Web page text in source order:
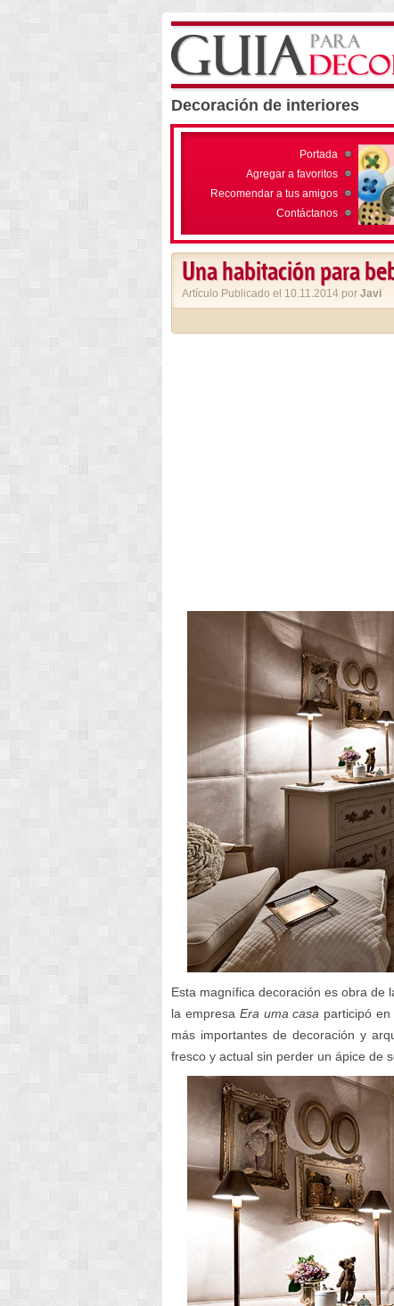
Decoración de interiores
Portada
Agregar a favoritos
Recomendar a tus amigos
Contáctanos
Una habitación para
Artículo Publicado el 10.11.2014 por Javi
Esta magnífica decoración es obra de
la empresa Era uma casa participó
más importantes de decoración y
fresco y actual sin perder un ápice de